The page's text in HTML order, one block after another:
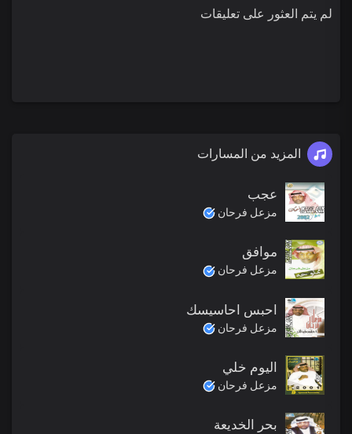
لم يتم العثور على تعليقات
المزيد من المسارات
عجب
مزعل فرحان
موافق
مزعل فرحان
احبس احاسيسك
مزعل فرحان
اليوم خلي
مزعل فرحان
بحر الخديعة